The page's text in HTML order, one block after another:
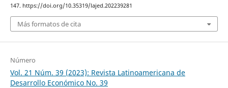
147. https://doi.org/10.35319/lajed.202239281
Más formatos de cita
Número
Vol. 21 Núm. 39 (2023): Revista Latinoamericana de
Desarrollo Económico No. 39